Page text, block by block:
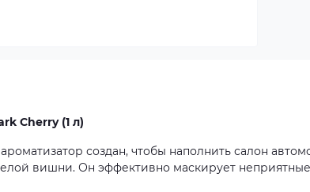
Cherry (1 л)
создан, чтобы наполнить салон
вишни. Он эффективно маскирует